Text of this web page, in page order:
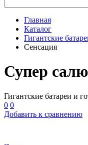
Главная
Каталог
Гигантские
Сенсация
Супер
Гигантские батареи и
0 0
Добавить к сравнению